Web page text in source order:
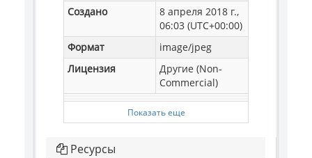
Создано
8 апреля 2018 г.,
06:03 (UTC+00:00)
Формат
image/jpeg
Лицензия
Другие (Non-
Commercial)
Показать еще
Ресурсы